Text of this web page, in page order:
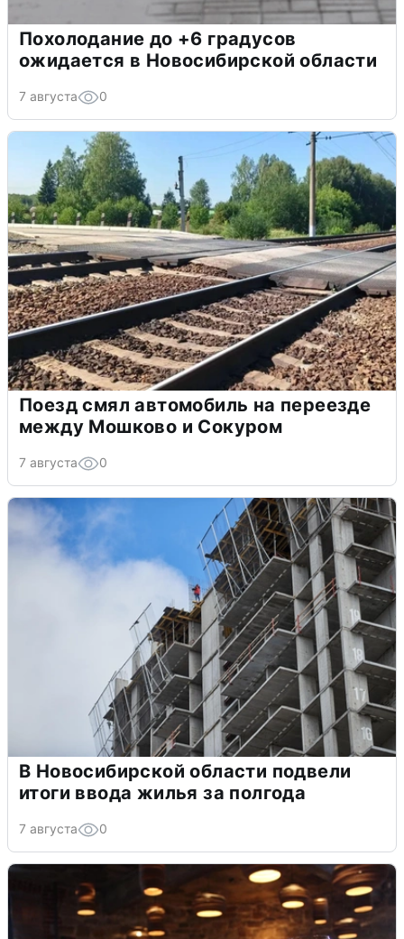
Похолодание до +6 градусов
ожидается в Новосибирской области
7 августа 0
Поезд смял автомобиль на переезде
между Мошково и Сокуром
7 августа 0
В Новосибирской области подвели
итоги ввода жилья за полгода
7 августа 0